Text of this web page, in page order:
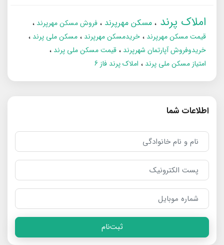
املاک پرند مسکن مهرپرند
فروش مسکن مهرپرند
قیمت مسکن مهرپرند
خریدمسکن مهرپرند
مسکن ملی پرند
خریدوفروش آپارتمان شهرپرند
قیمت مسکن ملی پرند
امتیاز مسکن ملی پرند
املاک پرند فاز 6
اطلاعات شما
ثبت‌نام